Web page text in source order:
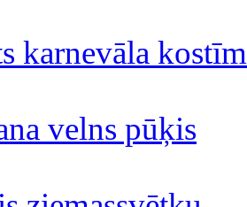
karnevāla
velns pūķis